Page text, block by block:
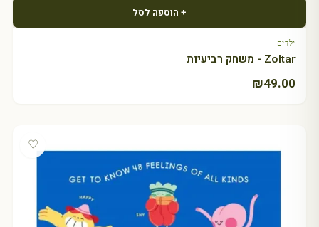
+ הוספה לסל
ילדים
Zoltar - משחק רביעיות
₪49.00
♡